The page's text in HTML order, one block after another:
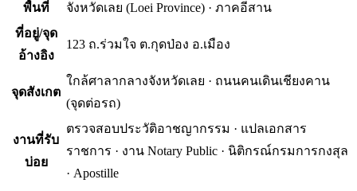
พื้นที่
จังหวัดเลย (Loei Province) · ภาคอีสาน
ที่อยู่/จุด
อ้างอิง
123 ถ.ร่วมใจ ต.กุดป่อง อ.เมือง
จุดสังเกต
ใกล้ศาลากลางจังหวัดเลย · ถนนคนเดินเชียงคาน
(จุดต่อรถ)
งานที่รับ
บ่อย
ตรวจสอบประวัติอาชญากรรม · แปลเอกสาร
ราชการ · งาน Notary Public · นิติกรณ์กรมการกงสุล
· Apostille